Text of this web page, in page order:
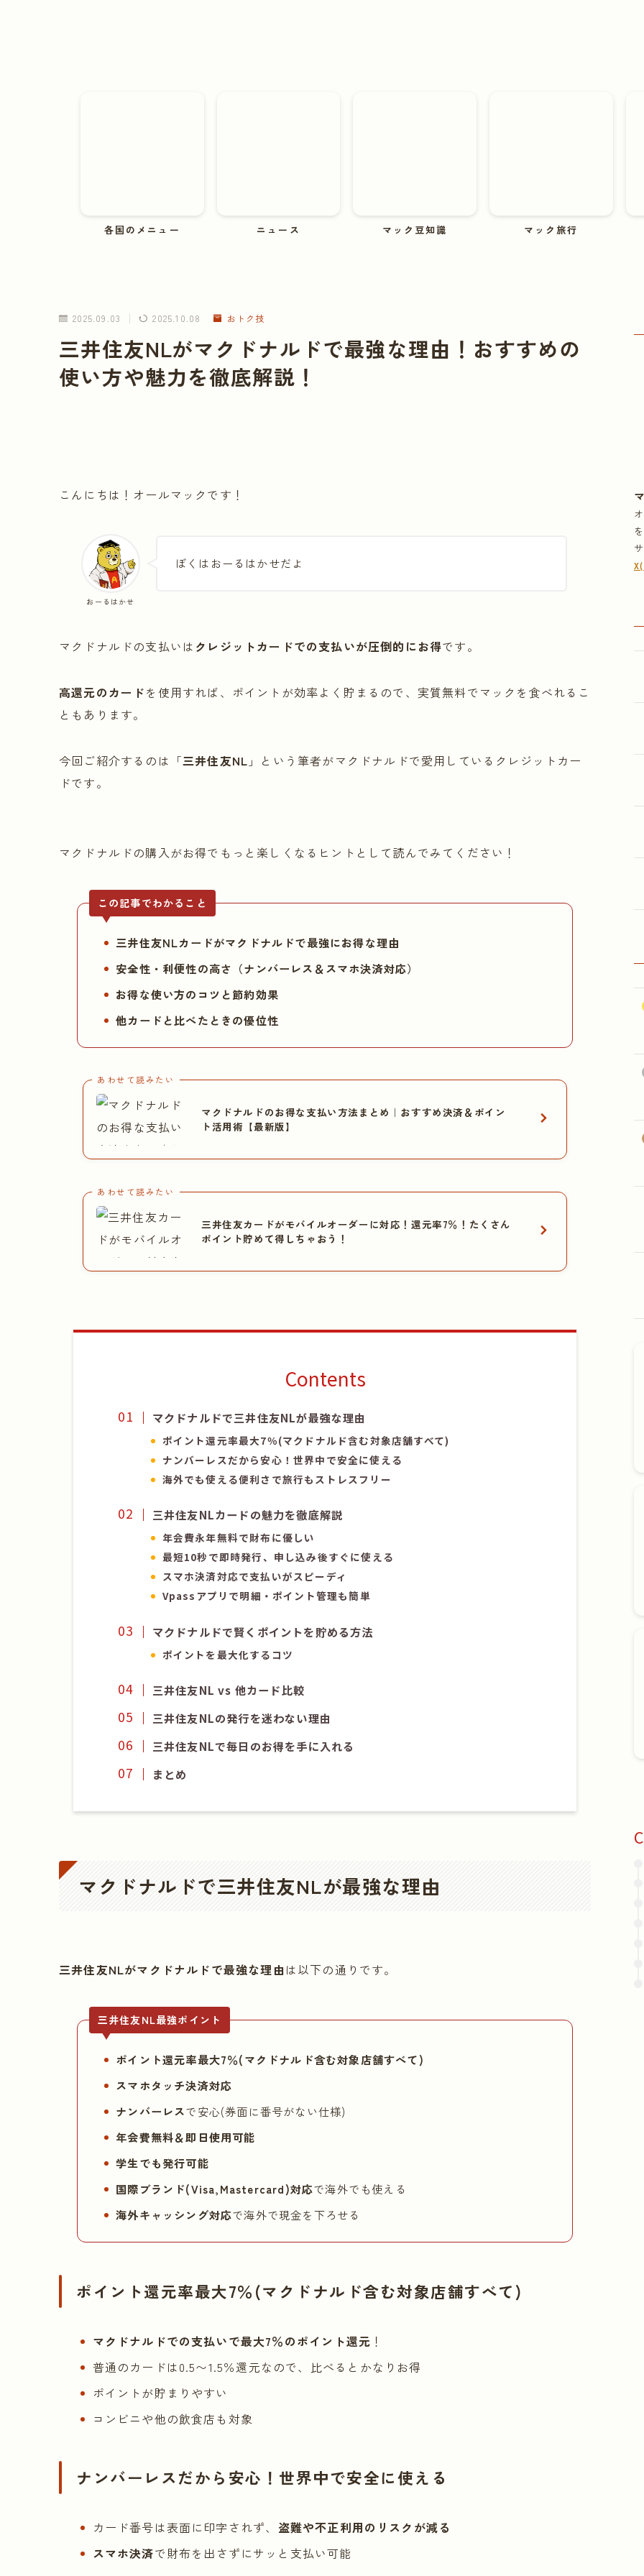
各国のメニュー ニュース マック豆知識 マック旅行
2025.09.03 2025.10.08 おトク技
三井住友NLがマクドナルドで最強な理由！おすすめの
使い方や魅力を徹底解説！
こんにちは！オールマックです！
おーるはかせ
ぼくはおーるはかせだよ
マクドナルドの支払いは クレジットカードでの支払いが圧倒的にお得です。
高還元のカードを使用すれば、ポイントが効率よく貯まるので、実質無料でマックを食べれるこ
ともあります。
今回ご紹介するのは「三井住友NL 」という筆者がマクドナルドで愛用しているクレジットカー
ドです。
マクドナルドの購入がお得でもっと楽しくなるヒントとして読んでみてください！
この記事でわかること
三井住友NLカードがマクドナルドで最強にお得な理由
安全性・利便性の高さ（ナンバーレス＆スマホ決済対応）
お得な使い方のコツと節約効果
他カードと比べたときの優位性
あわせて読みたい
マクドナルドのお得な支払い方法まとめ｜おすすめ決済＆ポイン
ト活用術【最新版】
あわせて読みたい
三井住友カードがモバイルオーダーに対応！還元率7％！たくさん
ポイント貯めて得しちゃおう！
Contents
マクドナルドで三井住友NLが最強な理由
ポイント還元率最大7％(マクドナルド含む対象店舗すべて)
ナンバーレスだから安心！世界中で安全に使える
海外でも使える便利さで旅行もストレスフリー
三井住友NLカードの魅力を徹底解説
年会費永年無料で財布に優しい
最短10秒で即時発行、申し込み後すぐに使える
スマホ決済対応で支払いがスピーディ
Vpassアプリで明細・ポイント管理も簡単
マクドナルドで賢くポイントを貯める方法
ポイントを最大化するコツ
三井住友NL vs 他カード比較
三井住友NLの発行を迷わない理由
三井住友NLで毎日のお得を手に入れる
まとめ
マクドナルドで三井住友NLが最強な理由
三井住友NLがマクドナルドで最強な理由 は以下の通りです。
三井住友NL最強ポイント
ポイント還元率最大7％(マクドナルド含む対象店舗すべて)
スマホタッチ決済対応
ナンバーレスで安心(券面に番号がない仕様)
年会費無料＆即日使用可能
学生でも発行可能
国際ブランド(Visa,Mastercard)対応で海外でも使える
海外キャッシング対応で海外で現金を下ろせる
ポイント還元率最大7％(マクドナルド含む対象店舗すべて)
マクドナルドでの支払いで最大7％のポイント還元 ！
普通のカードは0.5〜1.5％還元なので、比べるとかなりお得
ポイントが貯まりやすい
コンビニや他の飲食店も対象
ナンバーレスだから安心！世界中で安全に使える
カード番号は表面に印字されず、 盗難や不正利用のリスクが減る
スマホ決済で財布を出さずにサッと支払い可能